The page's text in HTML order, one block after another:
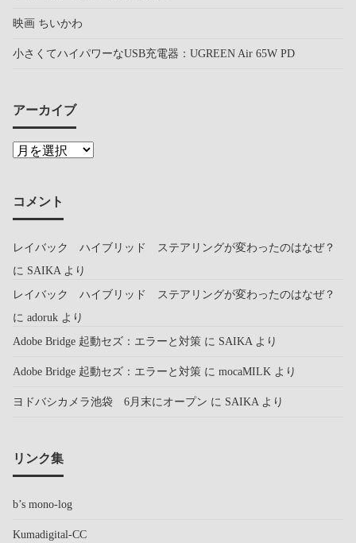
映画 ちいかわ
小さくてハイパワーなUSB充電器：UGREEN Air 65W PD
アーカイブ
コメント
レイバック ハイブリッド ステアリングが変わったのはなぜ？
に SAIKA より
レイバック ハイブリッド ステアリングが変わったのはなぜ？
に adoruk より
Adobe Bridge 起動セズ：エラーと対策 に SAIKA より
Adobe Bridge 起動セズ：エラーと対策 に mocaMILK より
ヨドバシカメラ池袋 6月末にオープン に SAIKA より
リンク集
b’s mono-log
Kumadigital-CC